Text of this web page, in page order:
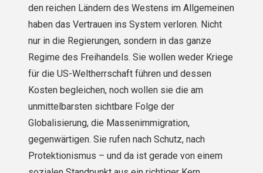
den reichen Ländern des Westens im Allgemeinen
haben das Vertrauen ins System verloren. Nicht
nur in die Regierungen, sondern in das ganze
Regime des Freihandels. Sie wollen weder Kriege
für die US-Weltherrschaft führen und dessen
Kosten begleichen, noch wollen sie die am
unmittelbarsten sichtbare Folge der
Globalisierung, die Massenimmigration,
gegenwärtigen. Sie rufen nach Schutz, nach
Protektionismus – und da ist gerade von einem